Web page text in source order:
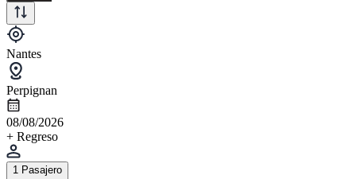
Nantes
Perpignan
08/08/2026
+ Regreso
1 Pasajero